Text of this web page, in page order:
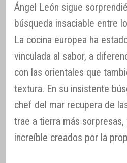
Ángel León sigue
búsqueda insaciable entre
La cocina europea ha
vinculada al sabor, a
con las orientales que
textura. En su insistente
chef del mar recupera de
trae a tierra más
increíble creados por la